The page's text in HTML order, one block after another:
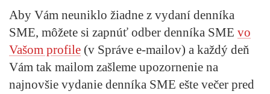
Aby Vám neuniklo žiadne z vydaní denníka
SME, môžete si zapnúť odber denníka SME vo
Vašom profile (v Správe e-mailov) a každý deň
Vám tak mailom zašleme upozornenie na
najnovšie vydanie denníka SME ešte večer pred